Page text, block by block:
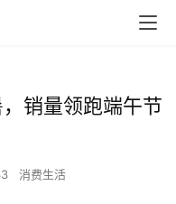
销量领跑端午节
消费生活